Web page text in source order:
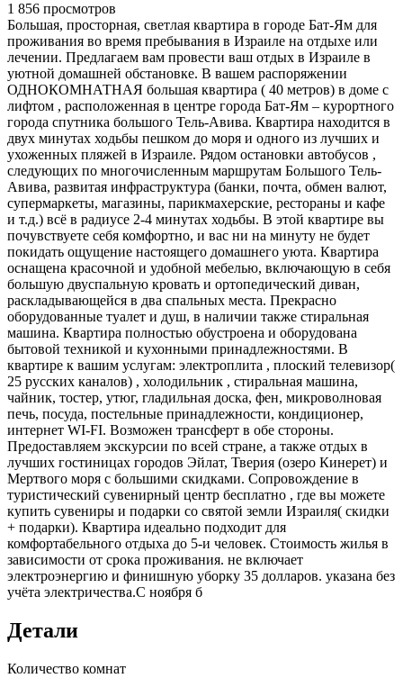
1 856 просмотров
Большая, просторная, светлая квартира в городе Бат-Ям для
проживания во время пребывания в Израиле на отдыхе или
лечении. Предлагаем вам провести ваш отдых в Израиле в
уютной домашней обстановке. В вашем распоряжении
ОДНОКОМНАТНАЯ большая квартира ( 40 метров) в доме с
лифтом , расположенная в центре города Бат-Ям – курортного
города спутника большого Тель-Авива. Квартира находится в
двух минутах ходьбы пешком до моря и одного из лучших и
ухоженных пляжей в Израиле. Рядом остановки автобусов ,
следующих по многочисленным маршрутам Большого Тель-
Авива, развитая инфраструктура (банки, почта, обмен валют,
супермаркеты, магазины, парикмахерские, рестораны и кафе
и т.д.) всё в радиусе 2-4 минутах ходьбы. В этой квартире вы
почувствуете себя комфортно, и вас ни на минуту не будет
покидать ощущение настоящего домашнего уюта. Квартира
оснащена красочной и удобной мебелью, включающую в себя
большую двуспальную кровать и ортопедический диван,
раскладывающейся в два спальных места. Прекрасно
оборудованные туалет и душ, в наличии также стиральная
машина. Квартира полностью обустроена и оборудована
бытовой техникой и кухонными принадлежностями. В
квартире к вашим услугам: электроплита , плоский телевизор(
25 русских каналов) , холодильник , стиральная машина,
чайник, тостер, утюг, гладильная доска, фен, микроволновая
печь, посуда, постельные принадлежности, кондиционер,
интернет WI-FI. Возможен трансферт в обе стороны.
Предоставляем экскурсии по всей стране, а также отдых в
лучших гостиницах городов Эйлат, Тверия (озеро Кинерет) и
Мертвого моря с большими скидками. Сопровождение в
туристический сувенирный центр бесплатно , где вы можете
купить сувениры и подарки со святой земли Израиля( скидки
+ подарки). Квартира идеально подходит для
комфортабельного отдыха до 5-и человек. Стоимость жилья в
зависимости от срока проживания. не включает
электроэнергию и финишную уборку 35 долларов. указана без
учёта электричества.С ноября б
Детали
Количество комнат